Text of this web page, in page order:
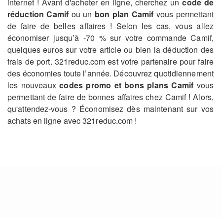
réduction Camifou un bon plan Camif vous permettant
de faire de belles affaires ! Selon les cas, vous allez
économiser jusqu’à -70 % sur votre commande Camif,
quelques euros sur votre article ou bien la déduction des
frais de port. 321reduc.com est votre partenaire pour faire
des économies toute l’année. Découvrez quotidiennement
les nouveauxcodes promo et bons plans Camifvous
permettant de faire de bonnes affaires chez Camif ! Alors,
qu'attendez-vous ? Économisez dès maintenant sur vos
achats en ligne avec 321reduc.com !